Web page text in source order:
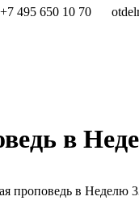
+7 495 650 10 70
в
проповедь в Неделю